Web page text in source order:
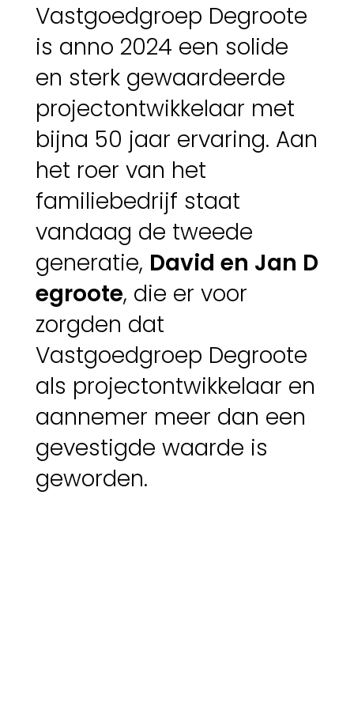
Vastgoedgroep Degroote
is anno 2024 een solide
en sterk gewaardeerde
projectontwikkelaar met
bijna 50 jaar ervaring. Aan
het roer van het
familiebedrijf staat
vandaag de tweede
generatie, David en Jan D
egroote, die er voor
zorgden dat
Vastgoedgroep Degroote
als projectontwikkelaar en
aannemer meer dan een
gevestigde waarde is
geworden.